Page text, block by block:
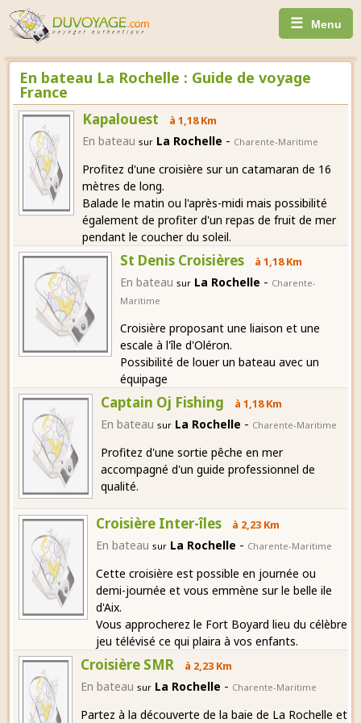
☰ Menu
En bateau La Rochelle : Guide de voyage
France
Kapalouest à 1,18 Km
En bateau sur La Rochelle - Charente-Maritime
Profitez d'une croisière sur un catamaran de 16
mètres de long.
Balade le matin ou l'après-midi mais possibilité
également de profiter d'un repas de fruit de mer
pendant le coucher du soleil.
St Denis Croisières à 1,18 Km
En bateau sur La Rochelle - Charente-
Maritime
Croisière proposant une liaison et une
escale à l'île d'Oléron.
Possibilité de louer un bateau avec un
équipage
Captain Oj Fishing à 1,18 Km
En bateau sur La Rochelle - Charente-Maritime
Profitez d'une sortie pêche en mer
accompagné d'un guide professionnel de
qualité.
Croisière Inter-îles à 2,23 Km
En bateau sur La Rochelle - Charente-Maritime
Cette croisière est possible en journée ou
demi-journée et vous emmène sur le belle ile
d'Aix.
Vous approcherez le Fort Boyard lieu du célèbre
jeu télévisé ce qui plaira à vos enfants.
Croisière SMR à 2,23 Km
En bateau sur La Rochelle - Charente-Maritime
Partez à la découverte de la baie de La Rochelle et